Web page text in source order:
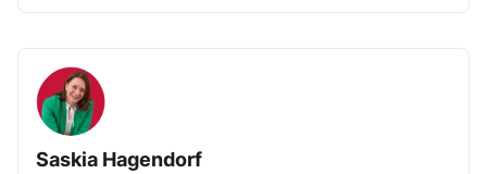
Saskia Hagendorf